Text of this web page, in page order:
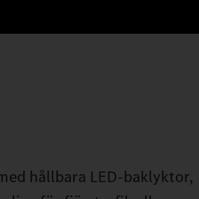
hållbara LED‑baklyktor,